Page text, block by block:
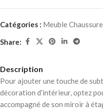
Catégories : Meuble
Share:
Description
Pour ajouter une touche de
décoration d’intérieur, optez
accompagné de son miroir à